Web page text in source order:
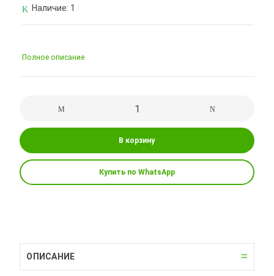
Наличие: 1
Полное описание
В корзину
Купить по WhatsApp
ОПИСАНИЕ